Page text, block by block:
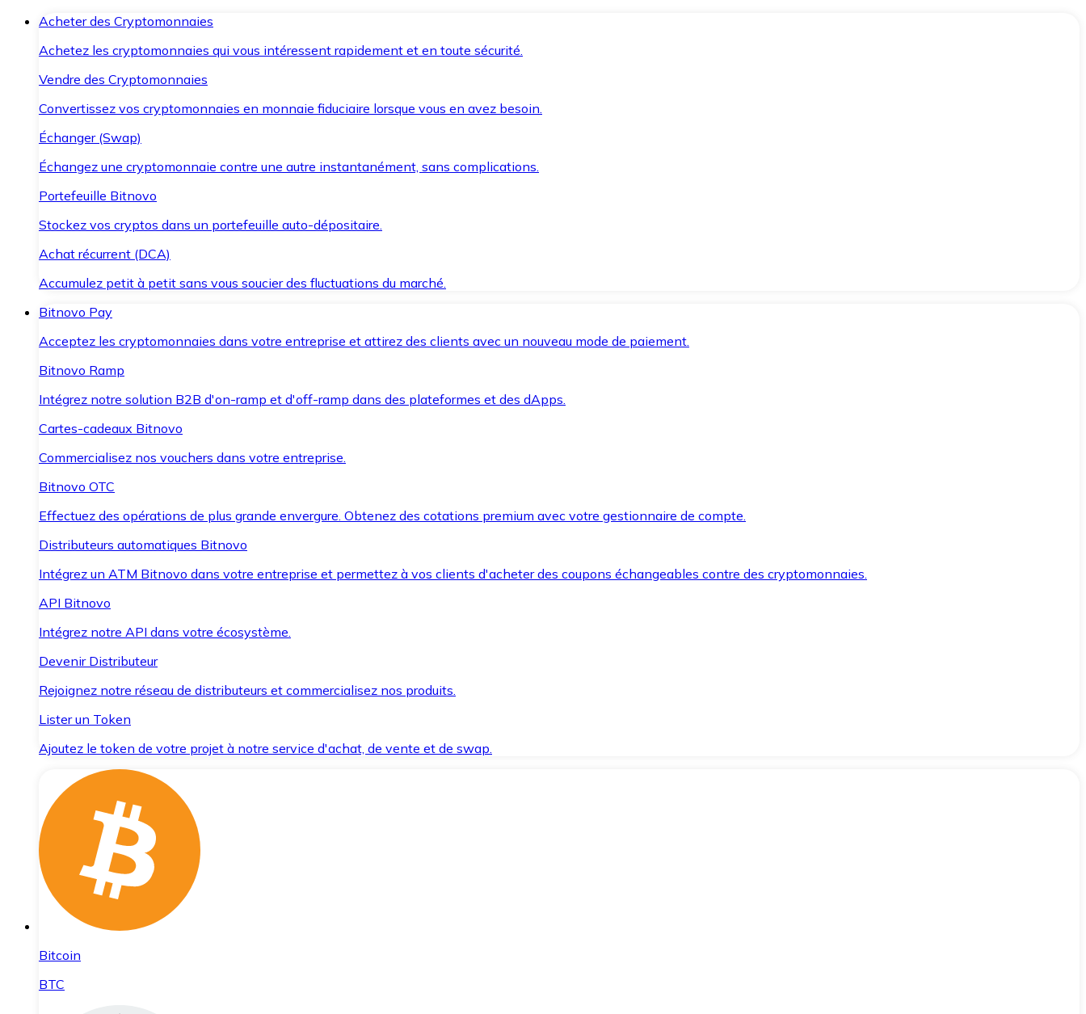
Acheter des Cryptomonnaies
Achetez les cryptomonnaies qui vous intéressent rapidement et en toute sécurité.
Vendre des Cryptomonnaies
Convertissez vos cryptomonnaies en monnaie fiduciaire lorsque vous en avez besoin.
Échanger (Swap)
Échangez une cryptomonnaie contre une autre instantanément, sans complications.
Portefeuille Bitnovo
Stockez vos cryptos dans un portefeuille auto-dépositaire.
Achat récurrent (DCA)
Accumulez petit à petit sans vous soucier des fluctuations du marché.
Bitnovo Pay
Acceptez les cryptomonnaies dans votre entreprise et attirez des clients avec un nouveau mode de paiement.
Bitnovo Ramp
Intégrez notre solution B2B d'on-ramp et d'off-ramp dans des plateformes et des dApps.
Cartes-cadeaux Bitnovo
Commercialisez nos vouchers dans votre entreprise.
Bitnovo OTC
Effectuez des opérations de plus grande envergure. Obtenez des cotations premium avec votre gestionnaire de compte.
Distributeurs automatiques Bitnovo
Intégrez un ATM Bitnovo dans votre entreprise et permettez à vos clients d'acheter des coupons échangeables contre des cryptomonnaies.
API Bitnovo
Intégrez notre API dans votre écosystème.
Devenir Distributeur
Rejoignez notre réseau de distributeurs et commercialisez nos produits.
Lister un Token
Ajoutez le token de votre projet à notre service d'achat, de vente et de swap.
Bitcoin
BTC